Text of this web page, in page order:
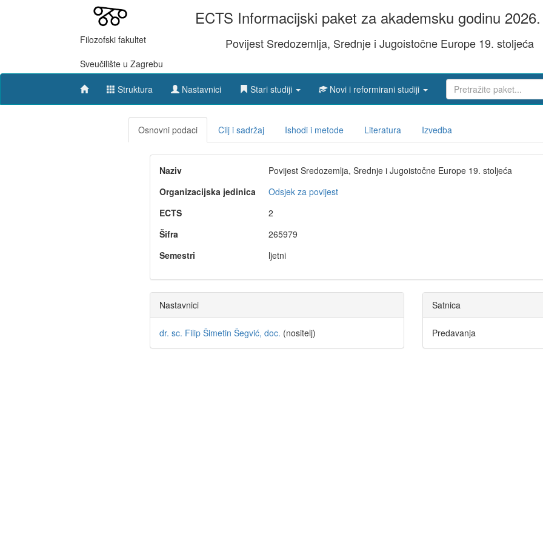
Filozofski fakultet
Sveučilište u Zagrebu
ECTS Informacijski paket za akademsku godinu
Povijest Sredozemlja, Srednje i Jugoistočne Europe 19. stoljeća
Struktura Nastavnici Stari studiji Novi i reformirani studiji
Osnovni podaci Cilj i sadržaj Ishodi i metode Literatura Izvedba
Naziv
Povijest Sredozemlja, Srednje i Jugoistočne Europe 19. stoljeća
Organizacijska jedinica
Odsjek za povijest
ECTS
2
Šifra
265979
Semestri
ljetni
Nastavnici
dr. sc. Filip Šimetin Šegvić, doc. (nositelj)
Satnica
Predavanja